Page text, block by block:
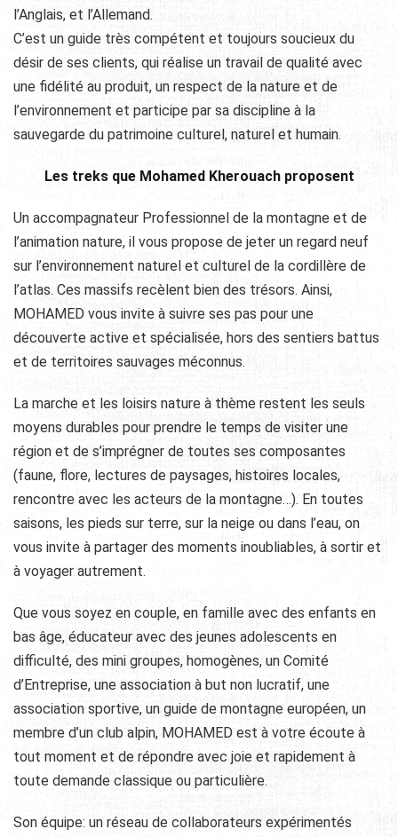
l’Anglais, et l’Allemand.
C’est un guide très compétent et toujours soucieux du
désir de ses clients, qui réalise un travail de qualité avec
une fidélité au produit, un respect de la nature et de
l’environnement et participe par sa discipline à la
sauvegarde du patrimoine culturel, naturel et humain.
Les treks que Mohamed Kherouach proposent
Un accompagnateur Professionnel de la montagne et de
l’animation nature, il vous propose de jeter un regard neuf
sur l’environnement naturel et culturel de la cordillère de
l’atlas. Ces massifs recèlent bien des trésors. Ainsi,
MOHAMED vous invite à suivre ses pas pour une
découverte active et spécialisée, hors des sentiers battus
et de territoires sauvages méconnus.
La marche et les loisirs nature à thème restent les seuls
moyens durables pour prendre le temps de visiter une
région et de s’imprégner de toutes ses composantes
(faune, flore, lectures de paysages, histoires locales,
rencontre avec les acteurs de la montagne…). En toutes
saisons, les pieds sur terre, sur la neige ou dans l’eau, on
vous invite à partager des moments inoubliables, à sortir et
à voyager autrement.
Que vous soyez en couple, en famille avec des enfants en
bas âge, éducateur avec des jeunes adolescents en
difficulté, des mini groupes, homogènes, un Comité
d’Entreprise, une association à but non lucratif, une
association sportive, un guide de montagne européen, un
membre d’un club alpin, MOHAMED est à votre écoute à
tout moment et de répondre avec joie et rapidement à
toute demande classique ou particulière.
Son équipe: un réseau de collaborateurs expérimentés